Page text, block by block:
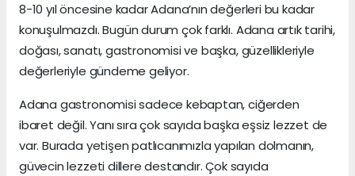
8-10 yıl öncesine kadar Adana’nın değerleri bu kadar
konuşulmazdı. Bugün durum çok farklı. Adana artık tarihi,
doğası, sanatı, gastronomisi ve başka, güzellikleriyle
değerleriyle gündeme geliyor.
Adana gastronomisi sadece kebaptan, ciğerden
ibaret değil. Yanı sıra çok sayıda başka eşsiz lezzet de
var. Burada yetişen patlıcanımızla yapılan dolmanın,
güvecin lezzeti dillere destandır. Çok sayıda